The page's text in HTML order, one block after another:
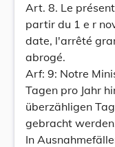
Art. 8. Le
partir du 1 e r
date, l'arrêté
abrogé.
Arf: 9: Notre
Tagen pro Jahr
überzähligen
gebracht
In